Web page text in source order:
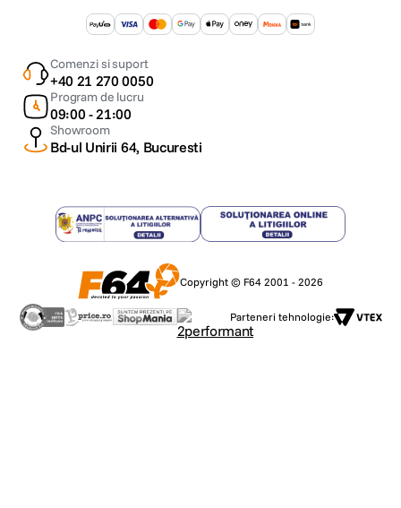
Comenzi si suport
+40 21 270 0050
Program de lucru
09:00 - 21:00
Showroom
Bd-ul Unirii 64, Bucuresti
Copyright © F64 2001 - 2026
Parteneri tehnologie: